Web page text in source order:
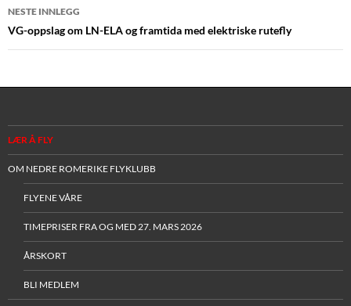
NESTE INNLEGG
VG-oppslag om LN-ELA og framtida med elektriske rutefly
LÆR Å FLY
OM NEDRE ROMERIKE FLYKLUBB
FLYENE VÅRE
TIMEPRISER FRA OG MED 27. MARS 2026
ÅRSKORT
BLI MEDLEM